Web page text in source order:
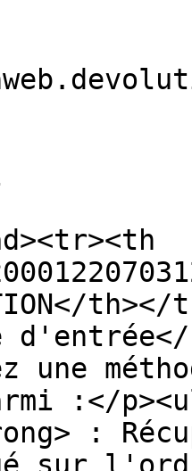
une
:</
: